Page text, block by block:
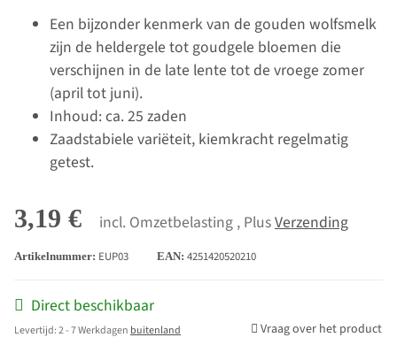
Een bijzonder kenmerk van de gouden wolfsmelk
zijn de heldergele tot goudgele bloemen die
verschijnen in de late lente tot de vroege zomer
(april tot juni).
Inhoud: ca. 25 zaden
Zaadstabiele variëteit, kiemkracht regelmatig
getest.
3,19 € incl. Omzetbelasting , PlusVerzending
Artikelnummer: EUP03 EAN: 4251420520210
Direct beschikbaar
Levertijd:2 - 7 Werkdagen buitenland Vraag over het product